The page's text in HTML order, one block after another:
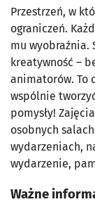
Przestrzeń, w
ograniczeń.
mu wyobraźnia.
kreatywność –
animatorów. To
wspólnie
pomysły!
osobnych
wydarzeniach,
wydarzenie,
Ważne